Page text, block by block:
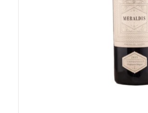
OPTIES SELECTEREN